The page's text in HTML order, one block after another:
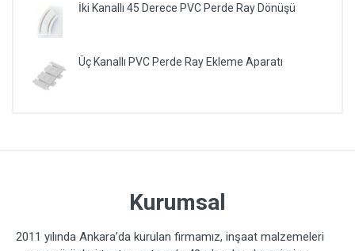
İki Kanallı 45 Derece PVC Perde Ray Dönüşü
Üç Kanallı PVC Perde Ray Ekleme Aparatı
Kurumsal
2011 yılında Ankara’da kurulan firmamız, inşaat malzemeleri